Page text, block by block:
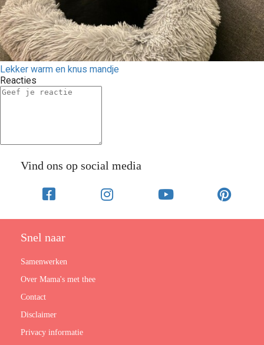
Lekker warm en knus mandje
Reacties
Vind ons op social media
Snel naar
Samenwerken
Over Mama's met thee
Contact
Disclaimer
Privacy informatie